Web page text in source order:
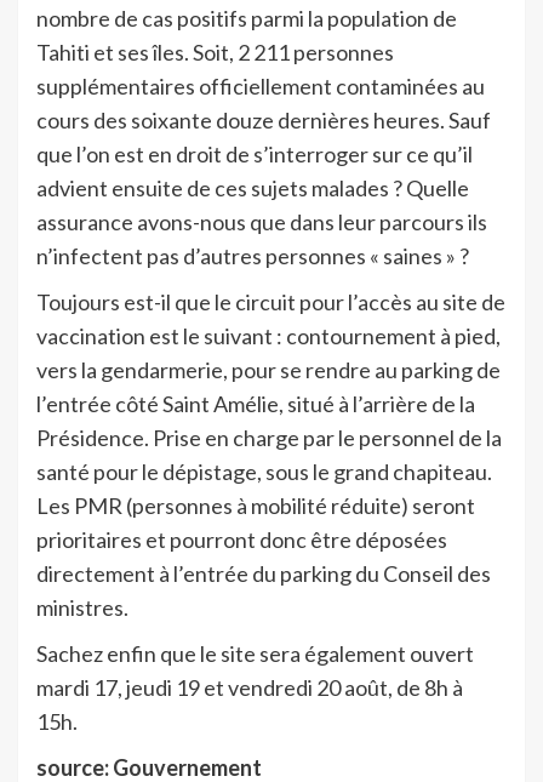
nombre de cas positifs parmi la population de
Tahiti et ses îles. Soit, 2 211 personnes
supplémentaires officiellement contaminées au
cours des soixante douze dernières heures. Sauf
que l’on est en droit de s’interroger sur ce qu’il
advient ensuite de ces sujets malades ? Quelle
assurance avons-nous que dans leur parcours ils
n’infectent pas d’autres personnes « saines » ?
Toujours est-il que le circuit pour l’accès au site de
vaccination est le suivant : contournement à pied,
vers la gendarmerie, pour se rendre au parking de
l’entrée côté Saint Amélie, situé à l’arrière de la
Présidence. Prise en charge par le personnel de la
santé pour le dépistage, sous le grand chapiteau.
Les PMR (personnes à mobilité réduite) seront
prioritaires et pourront donc être déposées
directement à l’entrée du parking du Conseil des
ministres.
Sachez enfin que le site sera également ouvert
mardi 17, jeudi 19 et vendredi 20 août, de 8h à
15h.
source: Gouvernement